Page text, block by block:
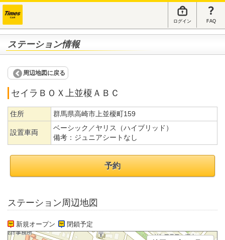
ログイン FAQ
ステーション情報
周辺地図に戻る
セイラＢＯＸ上並榎ＡＢＣ
住所 群馬県高崎市上並榎町159
設置車両
ベーシック／ヤリス（ハイブリッド）
備考： ジュニアシートなし
予約
ステーション周辺地図
新規オープン 閉鎖予定